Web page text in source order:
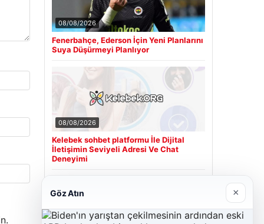
08/08/2026
Fenerbahçe, Ederson İçin Yeni Planlarını
Suya Düşürmeyi Planlıyor
08/08/2026
Kelebek sohbet platformu İle Dijital
İletişimin Seviyeli Adresi Ve Chat
Deneyimi
Son Eklenen Firmalar
Göz Atın ×